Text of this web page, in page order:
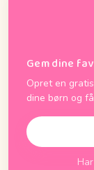
Gem dine
Opret en
dine børn og